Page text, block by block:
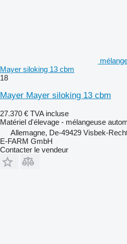
Mayer siloking 13 cbm
18
Mayer Mayer siloking 13 cbm
27.370 € TVA incluse
Matériel d'élevage - mélangeuse
Allemagne, De-49429 Visbek-
E-FARM GmbH
Contacter le vendeur